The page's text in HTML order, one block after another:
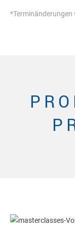
*Terminänderungen